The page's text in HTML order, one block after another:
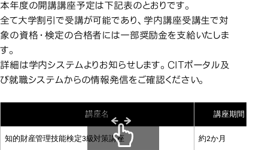
本年度の開講講座予定は下記表のとおりです。
全て大学割引で受講が可能であり、学内講座受講生で対
象の資格・検定の合格者には一部奨励金を支給いたしま
す。
詳細は学内システムよりお知らせします。CITポータル及
び就職システムからの情報発信をご確認ください。
講座名 講座期間
知的財産管理技能検定3級対策講座 約2か月